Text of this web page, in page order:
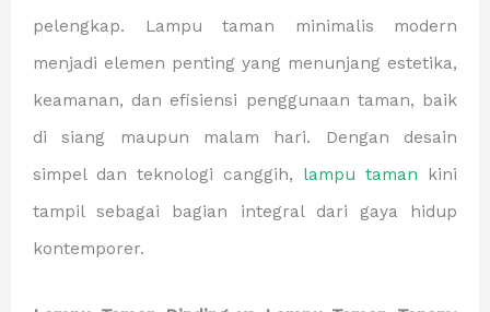
pelengkap. Lampu taman minimalis modern
menjadi elemen penting yang menunjang estetika,
keamanan, dan efisiensi penggunaan taman, baik
di siang maupun malam hari. Dengan desain
simpel dan teknologi canggih, lampu taman kini
tampil sebagai bagian integral dari gaya hidup
kontemporer.